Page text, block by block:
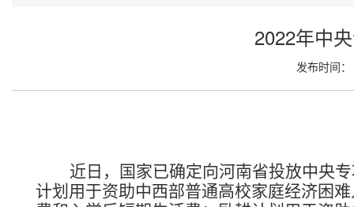
2022年中
发布时间
近日，国家已确定向河南省投放中央
计划用于资助中西部普通高校家庭经济困